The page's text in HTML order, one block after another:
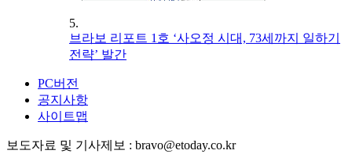
5.
브라보 리포트 1호 ‘사오정 시대, 73세까지 일하기
전략’ 발간
PC버전
공지사항
사이트맵
보도자료 및 기사제보 : bravo@etoday.co.kr